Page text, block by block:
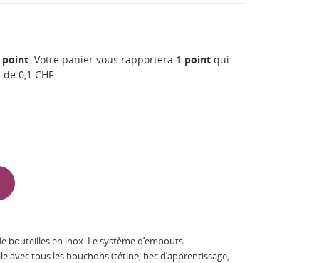
point. Votre panier vous rapportera 1 pointqui
de 0,1 CHF.
bouteilles en inox. Le système d’embouts
avec tous les bouchons (tétine, bec d’apprentissage,